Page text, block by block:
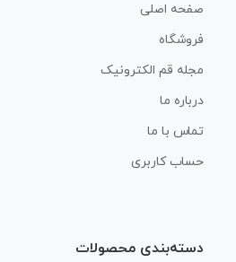
صفحه اصلی
فروشگاه
مجله قم الکترونیک
درباره ما
تماس با ما
حساب کاربری
دسته‌بندی محصولات